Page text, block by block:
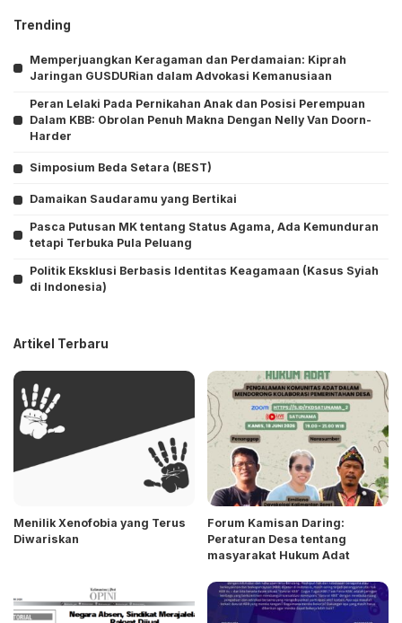
Trending
Memperjuangkan Keragaman dan Perdamaian: Kiprah
Jaringan GUSDURian dalam Advokasi Kemanusiaan
Peran Lelaki Pada Pernikahan Anak dan Posisi Perempuan
Dalam KBB: Obrolan Penuh Makna Dengan Nelly Van Doorn-
Harder
Simposium Beda Setara (BEST)
Damaikan Saudaramu yang Bertikai
Pasca Putusan MK tentang Status Agama, Ada Kemunduran
tetapi Terbuka Pula Peluang
Politik Eksklusi Berbasis Identitas Keagamaan (Kasus Syiah
di Indonesia)
Artikel Terbaru
Menilik Xenofobia yang Terus
Diwariskan
Forum Kamisan Daring:
Peraturan Desa tentang
masyarakat Hukum Adat